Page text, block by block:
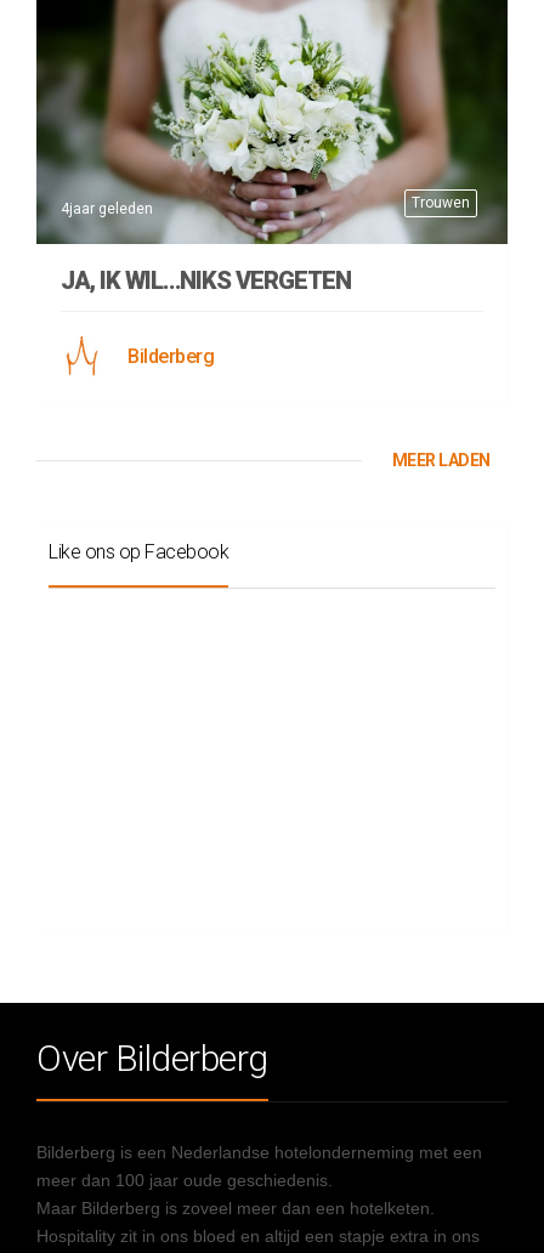
Trouwen
4jaar geleden
JA, IK WIL…NIKS VERGETEN
Bilderberg
MEER LADEN
Like ons op Facebook
Over Bilderberg
Bilderberg is een Nederlandse hotelonderneming met een
meer dan 100 jaar oude geschiedenis.
Maar Bilderberg is zoveel meer dan een hotelketen.
Hospitality zit in ons bloed en altijd een stapje extra in ons